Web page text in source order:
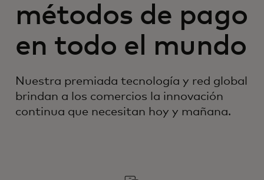
métodos de pago
en todo el mundo
Nuestra premiada tecnología y red global
brindan a los comercios la innovación
continua que necesitan hoy y mañana.